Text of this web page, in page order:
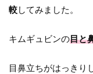
較してみました。
キムギュビンの目と
目鼻立ちがはっきり